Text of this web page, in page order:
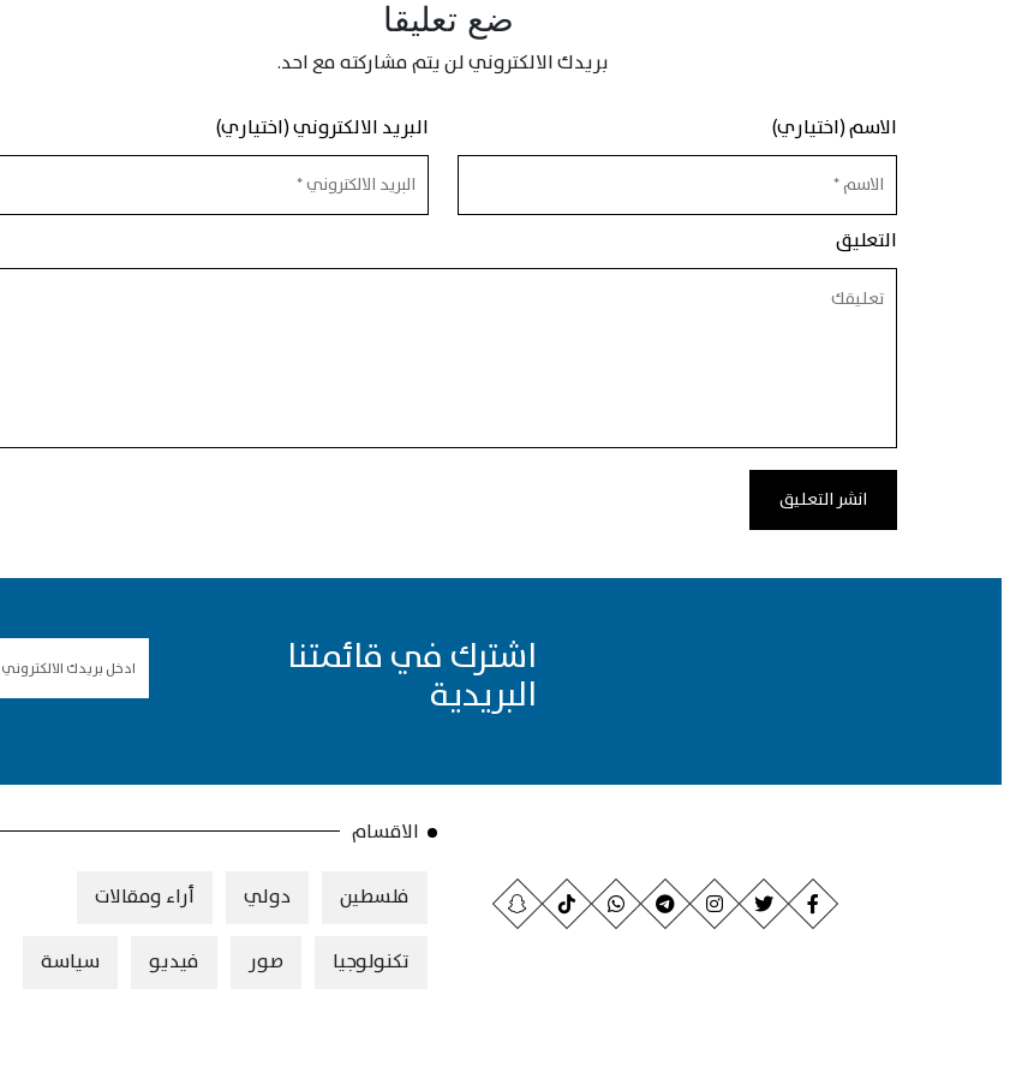
ضع تعليقا
بريدك الالكتروني لن يتم مشاركته مع احد.
الاسم (اختياري) البريد الالكتروني (اختياري)
التعليق
اشترك في قائمتنا
البريدية
الاقسام
فلسطين دولي أراء ومقالات
تكنولوجيا صور فيديو سياسة